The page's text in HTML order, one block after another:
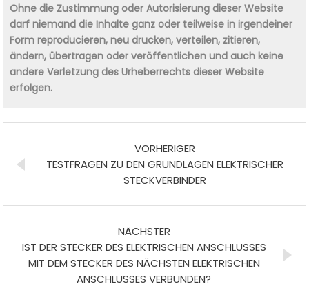
Ohne die Zustimmung oder Autorisierung dieser Website
darf niemand die Inhalte ganz oder teilweise in irgendeiner
Form reproducieren, neu drucken, verteilen, zitieren,
ändern, übertragen oder veröffentlichen und auch keine
andere Verletzung des Urheberrechts dieser Website
erfolgen.
VORHERIGER
TESTFRAGEN ZU DEN GRUNDLAGEN ELEKTRISCHER
STECKVERBINDER
NÄCHSTER
IST DER STECKER DES ELEKTRISCHEN ANSCHLUSSES
MIT DEM STECKER DES NÄCHSTEN ELEKTRISCHEN
ANSCHLUSSES VERBUNDEN?